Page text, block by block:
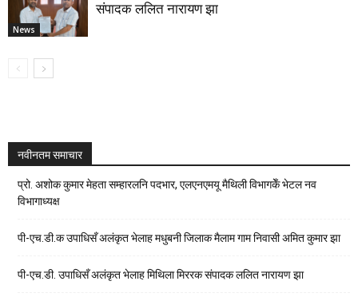
News
संपादक ललित नारायण झा
नवीनतम समाचार
प्रो. अशोक कुमार मेहता सम्हारलनि पदभार, एलएनएमयू मैथिली विभागकेँ भेटल नव
विभागाध्यक्ष
पी-एच.डी.क उपाधिसँ अलंकृत भेलाह मधुबनी जिलाक मैलाम गाम निवासी अमित कुमार झा
पी-एच.डी. उपाधिसँ अलंकृत भेलाह मिथिला मिररक संपादक ललित नारायण झा